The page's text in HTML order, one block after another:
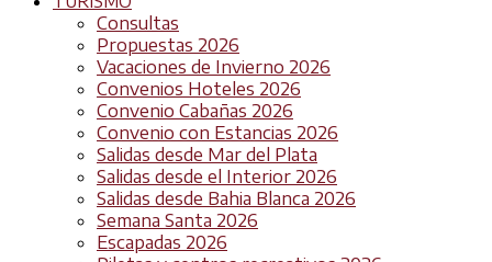
Consultas
Propuestas 2026
Vacaciones de Invierno 2026
Convenios Hoteles 2026
Convenio Cabañas 2026
Convenio con Estancias 2026
Salidas desde Mar del Plata
Salidas desde el Interior 2026
Salidas desde Bahia Blanca 2026
Semana Santa 2026
Escapadas 2026